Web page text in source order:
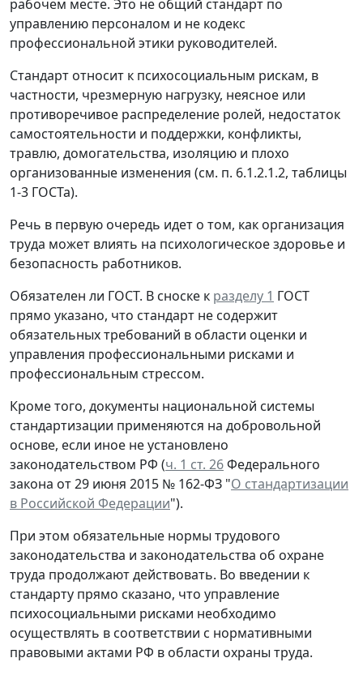
рабочем месте. Это не общий стандарт по
управлению персоналом и не кодекс
профессиональной этики руководителей.
Стандарт относит к психосоциальным рискам, в
частности, чрезмерную нагрузку, неясное или
противоречивое распределение ролей, недостаток
самостоятельности и поддержки, конфликты,
травлю, домогательства, изоляцию и плохо
организованные изменения (см. п. 6.1.2.1.2, таблицы
1-3 ГОСТа).
Речь в первую очередь идет о том, как организация
труда может влиять на психологическое здоровье и
безопасность работников.
Обязателен ли ГОСТ. В сноске к разделу 1 ГОСТ
прямо указано, что стандарт не содержит
обязательных требований в области оценки и
управления профессиональными рисками и
профессиональным стрессом.
Кроме того, документы национальной системы
стандартизации применяются на добровольной
основе, если иное не установлено
законодательством РФ (ч. 1 ст. 26Федерального
закона от 29 июня 2015 № 162-ФЗ "О стандартизации
в Российской Федерации").
При этом обязательные нормы трудового
законодательства и законодательства об охране
труда продолжают действовать. Во введении к
стандарту прямо сказано, что управление
психосоциальными рисками необходимо
осуществлять в соответствии с нормативными
правовыми актами РФ в области охраны труда.